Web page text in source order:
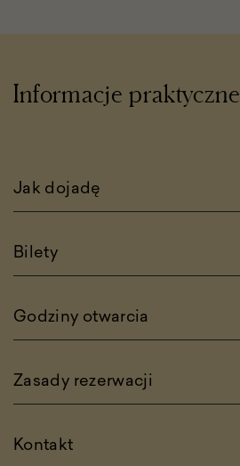
Informacje praktyczne
Jak dojadę
Bilety
Godziny otwarcia
Zasady rezerwacji
Kontakt